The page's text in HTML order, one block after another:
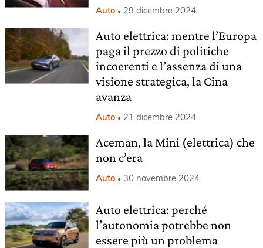
Auto 29 dicembre 2024
Auto elettrica: mentre l’Europa
paga il prezzo di politiche
incoerenti e l’assenza di una
visione strategica, la Cina
avanza
Auto 21 dicembre 2024
Aceman, la Mini (elettrica) che
non c’era
Auto 30 novembre 2024
Auto elettrica: perché
l’autonomia potrebbe non
essere più un problema